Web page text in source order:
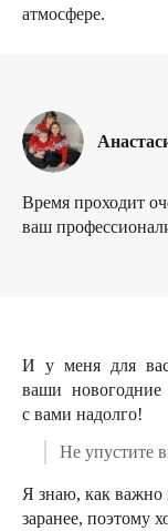
атмосфере.
Время проходит
ваш
И у меня для вас
ваши новогодние
с вами надолго!
Не упустите
Я знаю, как важно
заранее, поэтому